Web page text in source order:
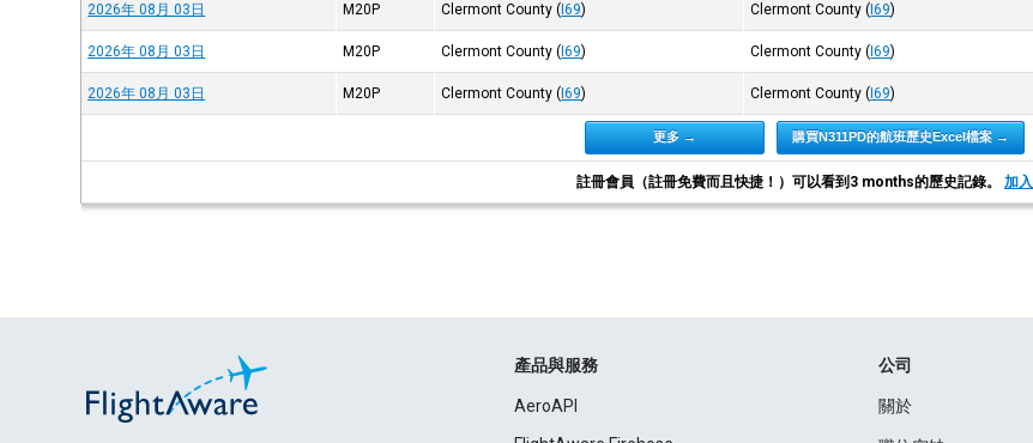
2026年 08月 03日 M20P Clermont County ( I69) Clermont County ( I69)
2026年 08月 03日 M20P Clermont County ( I69) Clermont County ( I69)
2026年 08月 03日 M20P Clermont County ( I69) Clermont County ( I69)
更多 → 購買N311PD的航班歷史Excel檔案 →
註冊會員（註冊免費而且快捷！）可以看到3 months的歷史記錄。加入
產品與服務
AeroAPI
公司
關於